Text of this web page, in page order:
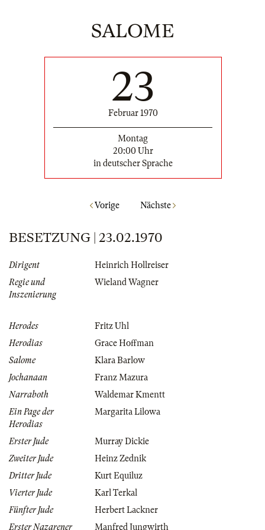
SALOME
23
Februar 1970
Montag
20:00 Uhr
in deutscher Sprache
Vorige Nächste
BESETZUNG | 23.02.1970
Dirigent
Heinrich Hollreiser
Regie und
Inszenierung
Wieland Wagner
Herodes
Fritz Uhl
Herodias
Grace Hoffman
Salome
Klara Barlow
Jochanaan
Franz Mazura
Narraboth
Waldemar Kmentt
Ein Page der
Herodias
Margarita Lilowa
Erster Jude
Murray Dickie
Zweiter Jude
Heinz Zednik
Dritter Jude
Kurt Equiluz
Vierter Jude
Karl Terkal
Fünfter Jude
Herbert Lackner
Erster Nazarener
Manfred Jungwirth